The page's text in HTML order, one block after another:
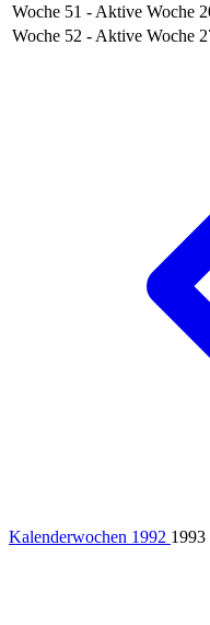
Woche 51 - Aktive Woche
Woche 52 - Aktive Woche
Kalenderwochen 1992 1993